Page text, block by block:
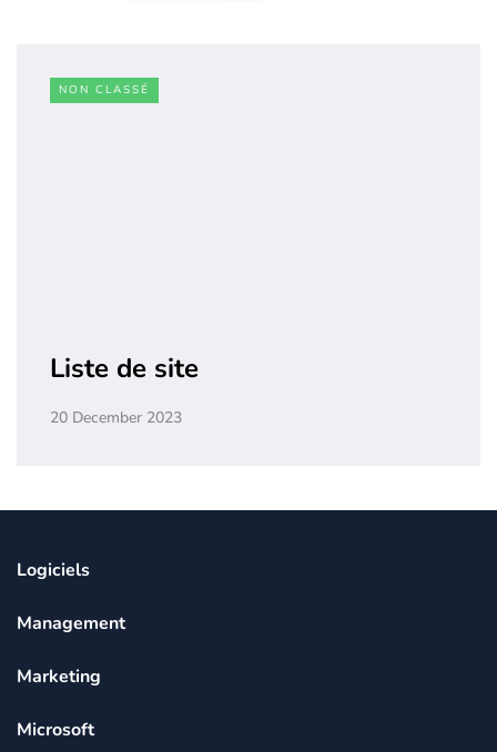
NON CLASSÉ
Liste de site
20 December 2023
Logiciels
Management
Marketing
Microsoft